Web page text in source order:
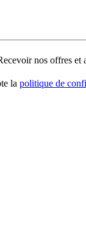
nos offres et
la politique de